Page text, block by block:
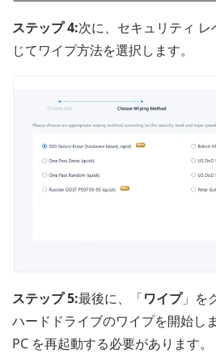
ステップ 4:次に、セキュリティ
じてワイプ方法を選択します。
ステップ 5:最後に、「ワイプ」を
ハードドライブのワイプを開始し
PC を再起動する必要があります。